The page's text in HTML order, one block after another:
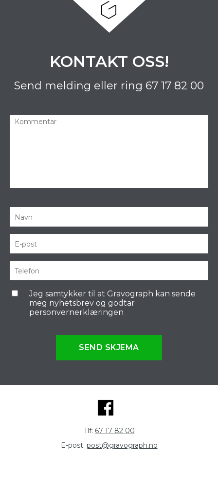
KONTAKT OSS!
Send melding eller ring 67 17 82 00
Jeg samtykker til at Gravograph kan sende
meg nyhetsbrev og godtar
personvernerklæringen
SEND SKJEMA
Tlf: 67 17 82 00
E-post: post@gravograph.no